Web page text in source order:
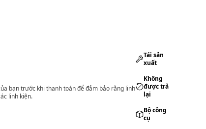
bạn trước khi thanh toán để đảm bảo rằng linh
linh kiện.
Tái sản
xuất
Không
được trả
lại
Bộ công
cụ